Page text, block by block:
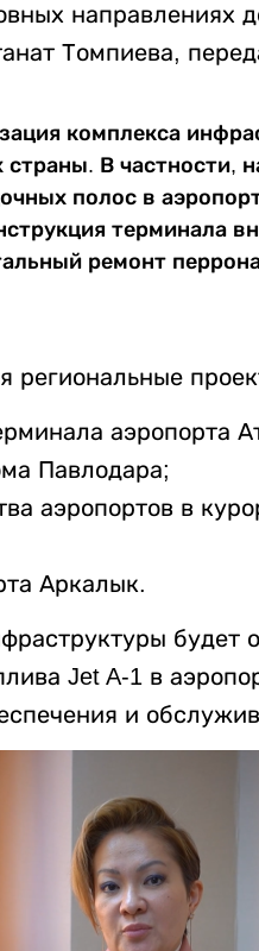
направлениях
Томпиева,
комплекса
В частности,
полос в
терминала
ремонт
региональные
аэропорта
Павлодара;
аэропортов в
Аркалык.
будет
Jet A-1 в
и